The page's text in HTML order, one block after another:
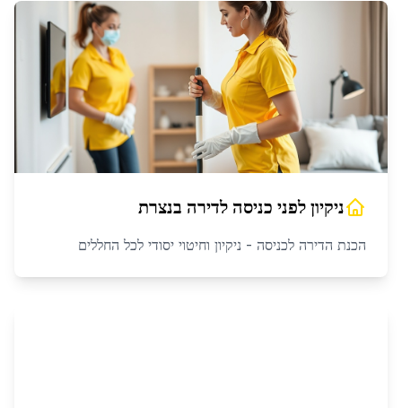
ניקיון לפני כניסה לדירה בנצרת
הכנת הדירה לכניסה - ניקיון וחיטוי יסודי לכל החללים